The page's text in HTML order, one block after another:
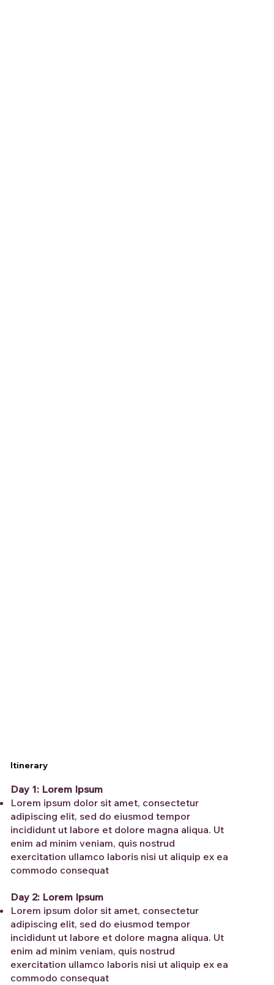
Itinerary
Day 1: Lorem Ipsum
Lorem ipsum dolor sit amet, consectetur
adipiscing elit, sed do eiusmod tempor
incididunt ut labore et dolore magna aliqua. Ut
enim ad minim veniam, quis nostrud
exercitation ullamco laboris nisi ut aliquip ex ea
commodo consequat
Day 2: Lorem Ipsum
Lorem ipsum dolor sit amet, consectetur
adipiscing elit, sed do eiusmod tempor
incididunt ut labore et dolore magna aliqua. Ut
enim ad minim veniam, quis nostrud
exercitation ullamco laboris nisi ut aliquip ex ea
commodo consequat